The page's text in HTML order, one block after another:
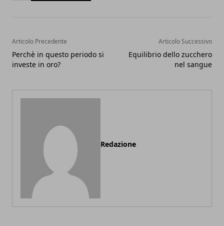
Articolo Precedente
Perchè in questo periodo si
investe in oro?
Articolo Successivo
Equilibrio dello zucchero
nel sangue
Redazione